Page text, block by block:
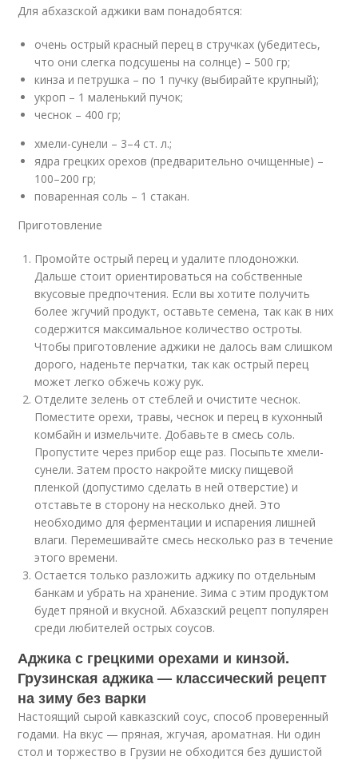
Для абхазской аджики вам понадобятся:
очень острый красный перец в стручках (убедитесь,
что они слегка подсушены на солнце) – 500 гр;
кинза и петрушка – по 1 пучку (выбирайте крупный);
укроп – 1 маленький пучок;
чеснок – 400 гр;
хмели-сунели – 3–4 ст. л.;
ядра грецких орехов (предварительно очищенные) –
100–200 гр;
поваренная соль – 1 стакан.
Приготовление
Промойте острый перец и удалите плодоножки.
Дальше стоит ориентироваться на собственные
вкусовые предпочтения. Если вы хотите получить
более жгучий продукт, оставьте семена, так как в них
содержится максимальное количество остроты.
Чтобы приготовление аджики не далось вам слишком
дорого, наденьте перчатки, так как острый перец
может легко обжечь кожу рук.
Отделите зелень от стеблей и очистите чеснок.
Поместите орехи, травы, чеснок и перец в кухонный
комбайн и измельчите. Добавьте в смесь соль.
Пропустите через прибор еще раз. Посыпьте хмели-
сунели. Затем просто накройте миску пищевой
пленкой (допустимо сделать в ней отверстие) и
отставьте в сторону на несколько дней. Это
необходимо для ферментации и испарения лишней
влаги. Перемешивайте смесь несколько раз в течение
этого времени.
Остается только разложить аджику по отдельным
банкам и убрать на хранение. Зима с этим продуктом
будет пряной и вкусной. Абхазский рецепт популярен
среди любителей острых соусов.
Аджика с грецкими орехами и кинзой.
Грузинская аджика — классический рецепт
на зиму без варки
Настоящий сырой кавказский соус, способ проверенный
годами. На вкус — пряная, жгучая, ароматная. Ни один
стол и торжество в Грузии не обходится без душистой